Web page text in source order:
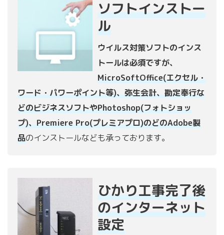
ソフトインストー
ル
ウイルス対策ソフトのインス
トールは必須ですが、
MicroSoftOffice(エクセル・
ワード・パワーポイント等)、弥生会計、勘定奉行な
どのビジネスソフトやPhotoshop(フォトショッ
プ)、Premiere Pro(プレミアプロ)のどのAdobe製
品のインストールなども承っております。
ひかり工事完了後
のインターネット
設定